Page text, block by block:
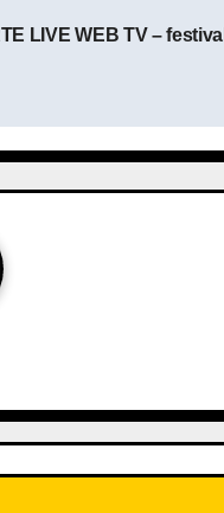
LIVE WEB TV –